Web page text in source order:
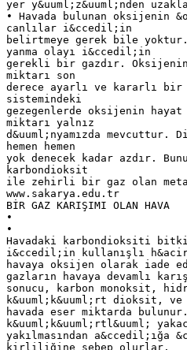
yer y&uuml;z&uuml;nden
• Havada bulunan oksijenin
canlılar i&ccedil;in
belirtmeye gerek bile yoktur.
yanma olayı i&ccedil;in
gerekli bir gazdır. Oksijenin
miktarı son
derece ayarlı ve kararlı bir
sistemindeki
gezegenlerde oksijenin
miktarı yalnız
d&uuml;nyamızda mevcuttur.
hemen hemen
yok denecek kadar azdır.
karbondioksit
ile zehirli bir gaz olan
www.sakarya.edu.tr
BİR GAZ KARIŞIMI OLAN HAVA
•
•
Havadaki karbondioksiti
i&ccedil;in kullanışlı
havaya oksijen olarak iade
gazların havaya devamlı
sonucu, karbon monoksit,
k&uuml;k&uuml;rt dioksit, ve
havada eser miktarda
k&uuml;k&uuml;rtl&uuml;
yakılmasından a&ccedil;ığa
kirliliğine sebep olurlar.